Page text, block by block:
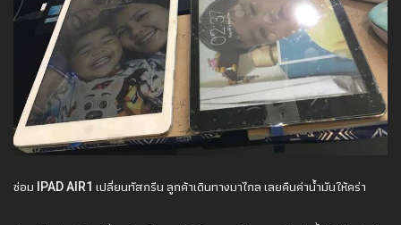
ซ่อม IPAD AIR1 เปลี่ยนทัสกรีน ลูกค้าเดินทางมาไกล เลยคืนค่าน้ำมันให้คร่า